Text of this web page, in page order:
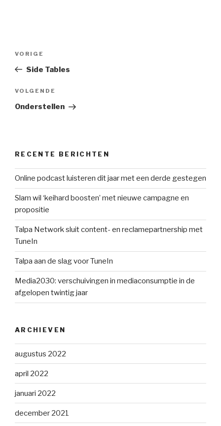
Vorig
bericht
VORIGE
Side Tables
Volgend
bericht
VOLGENDE
Onderstellen
RECENTE BERICHTEN
Online podcast luisteren dit jaar met een derde gestegen
Slam wil ‘keihard boosten’ met nieuwe campagne en
propositie
Talpa Network sluit content- en reclamepartnership met
TuneIn
Talpa aan de slag voor TuneIn
Media2030: verschuivingen in mediaconsumptie in de
afgelopen twintig jaar
ARCHIEVEN
augustus 2022
april 2022
januari 2022
december 2021